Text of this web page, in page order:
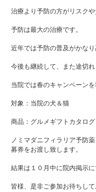
治療より予防の方がリスク
予防は最大の治療です。
近年では予防の普及がかなり
今後も継続して、また途切
当院では春のキャンペーンを
対象：当院の犬＆猫
商品：グルメギフトカタロ
ノミマダニフィラリア予防
募券をお渡し致します。
結果は１０月中に院内掲示
皆様、是非ご参加お待ちして